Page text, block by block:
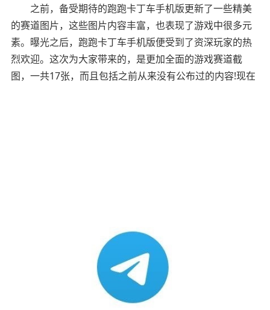
之前，备受期待的跑跑卡丁车手机版更新了一些精美
的赛道图片，这些图片内容丰富，也表现了游戏中很多元
素。曝光之后，跑跑卡丁车手机版便受到了资深玩家的热
烈欢迎。这次为大家带来的，是更加全面的游戏赛道截
图，一共17张，而且包括之前从来没有公布过的内容!现在